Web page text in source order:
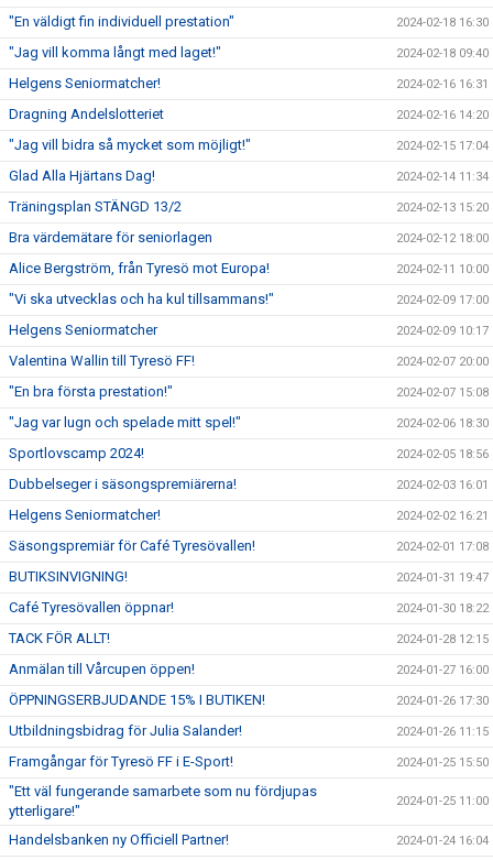
"En väldigt fin individuell prestation" 2024-02-18 16:30
"Jag vill komma långt med laget!" 2024-02-18 09:40
Helgens Seniormatcher! 2024-02-16 16:31
Dragning Andelslotteriet 2024-02-16 14:20
"Jag vill bidra så mycket som möjligt!" 2024-02-15 17:04
Glad Alla Hjärtans Dag! 2024-02-14 11:34
Träningsplan STÄNGD 13/2 2024-02-13 15:20
Bra värdemätare för seniorlagen 2024-02-12 18:00
Alice Bergström, från Tyresö mot Europa! 2024-02-11 10:00
"Vi ska utvecklas och ha kul tillsammans!" 2024-02-09 17:00
Helgens Seniormatcher 2024-02-09 10:17
Valentina Wallin till Tyresö FF! 2024-02-07 20:00
"En bra första prestation!" 2024-02-07 15:08
"Jag var lugn och spelade mitt spel!" 2024-02-06 18:30
Sportlovscamp 2024! 2024-02-05 18:56
Dubbelseger i säsongspremiärerna! 2024-02-03 16:01
Helgens Seniormatcher! 2024-02-02 16:21
Säsongspremiär för Café Tyresövallen! 2024-02-01 17:08
BUTIKSINVIGNING! 2024-01-31 19:47
Café Tyresövallen öppnar! 2024-01-30 18:22
TACK FÖR ALLT! 2024-01-28 12:15
Anmälan till Vårcupen öppen! 2024-01-27 16:00
ÖPPNINGSERBJUDANDE 15% I BUTIKEN! 2024-01-26 17:30
Utbildningsbidrag för Julia Salander! 2024-01-26 11:15
Framgångar för Tyresö FF i E-Sport! 2024-01-25 15:50
"Ett väl fungerande samarbete som nu fördjupas
ytterligare!"
2024-01-25 11:00
Handelsbanken ny Officiell Partner! 2024-01-24 16:04